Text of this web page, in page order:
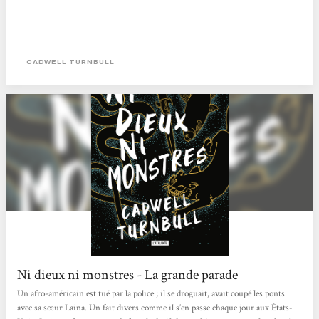
CADWELL TURNBULL
Ni dieux ni monstres - La grande parade
Un afro-américain est tué par la police ; il se droguait, avait coupé les ponts
avec sa sœur Laina. Un fait divers comme il s’en passe chaque jour aux États-